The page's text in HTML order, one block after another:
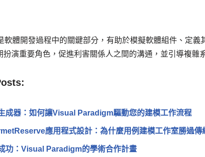
軟體開發過程中的關鍵部分，有助於模擬軟體組件、定義
扮演重要角色，促進利害關係人之間的溝通，並引導複雜
成器：如何讓Visual Paradigm驅動您的建模工作流程
應用程式設計：為什麼用例建模工作室勝過傳
功：Visual Paradigm的學術合作計畫